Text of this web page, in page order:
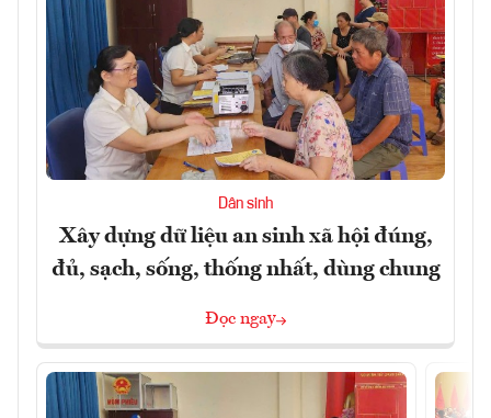
Dân sinh
Xây dựng dữ liệu an sinh xã hội đúng,
đủ, sạch, sống, thống nhất, dùng chung
Đọc ngay